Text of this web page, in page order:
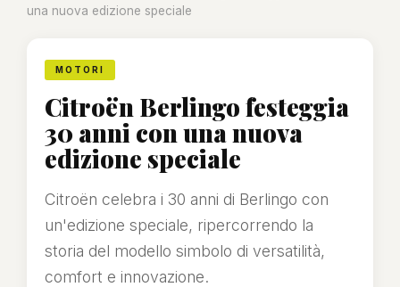
una nuova edizione speciale
MOTORI
Citroën Berlingo festeggia
30 anni con una nuova
edizione speciale
Citroën celebra i 30 anni di Berlingo con
un'edizione speciale, ripercorrendo la
storia del modello simbolo di versatilità,
comfort e innovazione.